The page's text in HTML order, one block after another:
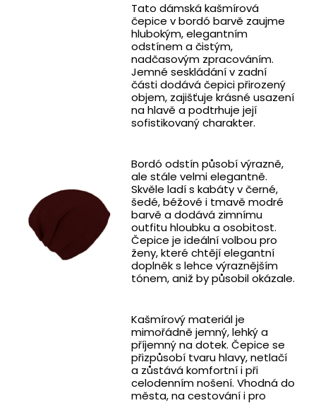
Tato dámská kašmírová
čepice v bordó barvě zaujme
hlubokým, elegantním
odstínem a čistým,
nadčasovým zpracováním.
Jemné seskládání v zadní
části dodává čepici přirozený
objem, zajišťuje krásné usazení
na hlavě a podtrhuje její
sofistikovaný charakter.
Bordó odstín působí výrazně,
ale stále velmi elegantně.
Skvěle ladí s kabáty v černé,
šedé, béžové i tmavě modré
barvě a dodává zimnímu
outfitu hloubku a osobitost.
Čepice je ideální volbou pro
ženy, které chtějí elegantní
doplněk s lehce výraznějším
tónem, aniž by působil okázale.
Kašmírový materiál je
mimořádně jemný, lehký a
příjemný na dotek. Čepice se
přizpůsobí tvaru hlavy, netlačí
a zůstává komfortní i při
celodenním nošení. Vhodná do
města, na cestování i pro